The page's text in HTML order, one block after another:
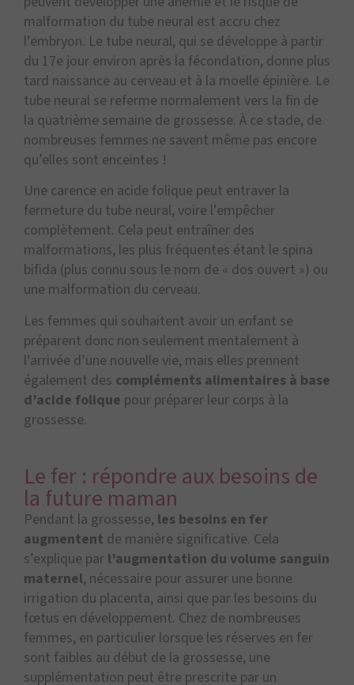
malformation du tube neural est accru chez
l’embryon. Le tube neural, qui se développe à partir
du 17e jour environ après la fécondation, donne plus
tard naissance au cerveau et à la moelle épinière. Le
tube neural se referme normalement vers la fin de
la quatrième semaine de grossesse. À ce stade, de
nombreuses femmes ne savent même pas encore
qu’elles sont enceintes !
Une carence en acide folique peut entraver la
fermeture du tube neural, voire l’empêcher
complètement. Cela peut entraîner des
malformations, les plus fréquentes étant le spina
bifida (plus connu sous le nom de « dos ouvert ») ou
une malformation du cerveau.
Les femmes qui souhaitent avoir un enfant se
préparent donc non seulement mentalement à
l’arrivée d’une nouvelle vie, mais elles prennent
également des compléments alimentaires à base
d’acide folique pour préparer leur corps à la
grossesse.
Le fer : répondre aux besoins de
la future maman
Pendant la grossesse, les besoins en fer
augmentent de manière significative. Cela
s’explique par l’augmentation du volume sanguin
maternel, nécessaire pour assurer une bonne
irrigation du placenta, ainsi que par les besoins du
fœtus en développement. Chez de nombreuses
femmes, en particulier lorsque les réserves en fer
sont faibles au début de la grossesse, une
supplémentation peut être prescrite par un